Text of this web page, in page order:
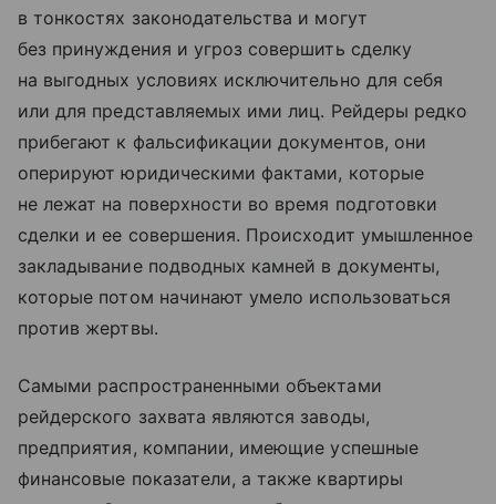
в тонкостях законодательства и могут
без принуждения и угроз совершить сделку
на выгодных условиях исключительно для себя
или для представляемых ими лиц. Рейдеры редко
прибегают к фальсификации документов, они
оперируют юридическими фактами, которые
не лежат на поверхности во время подготовки
сделки и ее совершения. Происходит умышленное
закладывание подводных камней в документы,
которые потом начинают умело использоваться
против жертвы.
Самыми распространенными объектами
рейдерского захвата являются заводы,
предприятия, компании, имеющие успешные
финансовые показатели, а также квартиры